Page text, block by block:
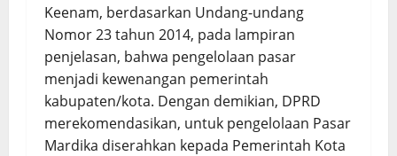
Keenam, berdasarkan Undang-undang
Nomor 23 tahun 2014, pada lampiran
penjelasan, bahwa pengelolaan pasar
menjadi kewenangan pemerintah
kabupaten/kota. Dengan demikian, DPRD
merekomendasikan, untuk pengelolaan Pasar
Mardika diserahkan kepada Pemerintah Kota